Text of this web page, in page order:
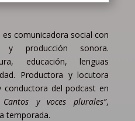
es comunicadora social con
producción sonora.
educación, lenguas
Productora y locutora
del podcast en
Cantos y voces plurales”,
temporada.